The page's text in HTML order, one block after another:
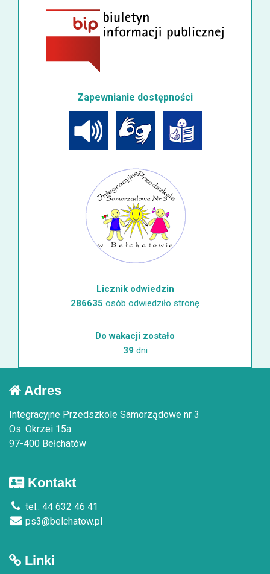
Zapewnianie dostępności
Licznik odwiedzin
286635 osób odwiedziło stronę
Do wakacji zostało
39dni
Adres
Integracyjne Przedszkole Samorządowe nr 3
Os. Okrzei 15a
97-400 Bełchatów
Kontakt
tel.: 44 632 46 41
ps3@belchatow.pl
Linki